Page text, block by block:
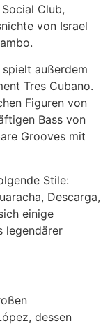
Club,
von Israel
außerdem
Tres Cubano.
Figuren von
Bass von
Grooves mit
Stile:
Descarga,
einige
legendärer
dessen